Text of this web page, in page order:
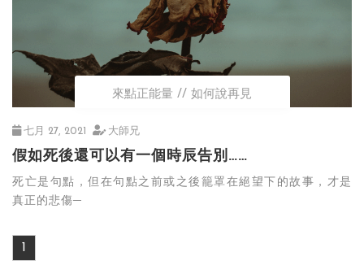
來點正能量 如何說再見
七月 27, 2021 大師兄
假如死後還可以有一個時辰告別……
死亡是句點，但在句點之前或之後籠罩在絕望下的故事，才是
真正的悲傷─
1